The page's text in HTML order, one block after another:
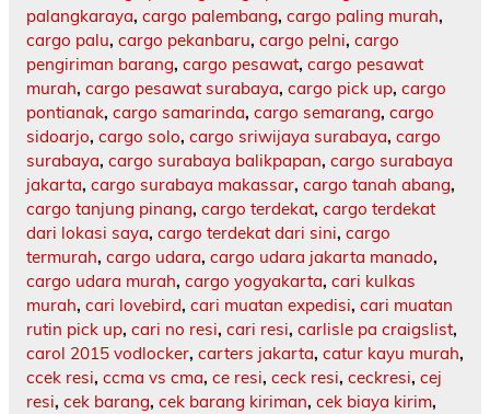
palangkaraya, cargo palembang, cargo paling murah,
cargo palu, cargo pekanbaru, cargo pelni, cargo
pengiriman barang, cargo pesawat, cargo pesawat
murah, cargo pesawat surabaya, cargo pick up, cargo
pontianak, cargo samarinda, cargo semarang, cargo
sidoarjo, cargo solo, cargo sriwijaya surabaya, cargo
surabaya, cargo surabaya balikpapan, cargo surabaya
jakarta, cargo surabaya makassar, cargo tanah abang,
cargo tanjung pinang, cargo terdekat, cargo terdekat
dari lokasi saya, cargo terdekat dari sini, cargo
termurah, cargo udara, cargo udara jakarta manado,
cargo udara murah, cargo yogyakarta, cari kulkas
murah, cari lovebird, cari muatan expedisi, cari muatan
rutin pick up, cari no resi, cari resi, carlisle pa craigslist,
carol 2015 vodlocker, carters jakarta, catur kayu murah,
ccek resi, ccma vs cma, ce resi, ceck resi, ceckresi, cej
resi, cek barang, cek barang kiriman, cek biaya kirim,